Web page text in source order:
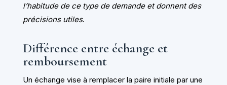
l’habitude de ce type de demande et donnent des
précisions utiles.
Différence entre échange et
remboursement
Un échange vise à remplacer la paire initiale par une